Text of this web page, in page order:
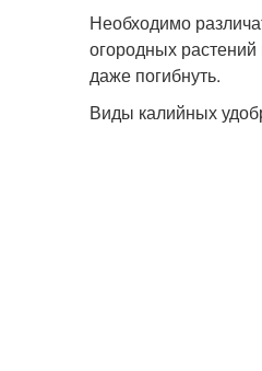
Необходимо
огородных
даже погибнуть.
Виды калийных